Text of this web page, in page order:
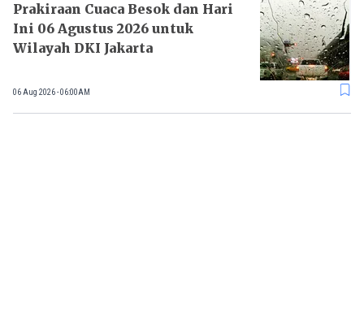
Prakiraan Cuaca Besok dan Hari
Ini 06 Agustus 2026 untuk
Wilayah DKI Jakarta
06 Aug 2026 - 06:00AM